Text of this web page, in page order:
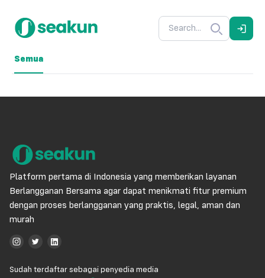
Semua
Platform pertama di Indonesia yang memberikan layanan
Berlangganan Bersama agar dapat menikmati fitur premium
dengan proses berlangganan yang praktis, legal, aman dan
murah
Sudah terdaftar sebagai penyedia media